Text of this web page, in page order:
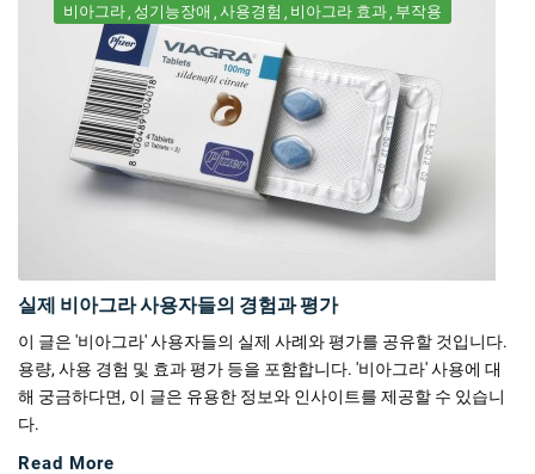
비아그라 성기능장애 사용경험 비아그라 효과 부작용
실제 비아그라 사용자들의 경험과 평가
이 글은 '비아그라' 사용자들의 실제 사례와 평가를 공유할 것입니다.
용량, 사용 경험 및 효과 평가 등을 포함합니다. '비아그라' 사용에 대
해 궁금하다면, 이 글은 유용한 정보와 인사이트를 제공할 수 있습니
다.
Read More